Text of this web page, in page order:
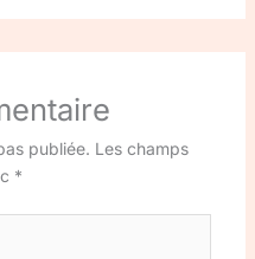
publiée. Les champs
*